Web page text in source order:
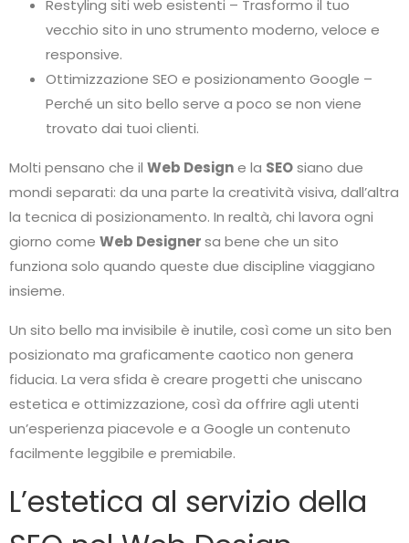
Restyling siti web esistenti – Trasformo il tuo
vecchio sito in uno strumento moderno, veloce e
responsive.
Ottimizzazione SEO e posizionamento Google –
Perché un sito bello serve a poco se non viene
trovato dai tuoi clienti.
Molti pensano che il Web Designe la SEOsiano due
mondi separati: da una parte la creatività visiva, dall’altra
la tecnica di posizionamento. In realtà, chi lavora ogni
giorno come Web Designersa bene che un sito
funziona solo quando queste due discipline viaggiano
insieme.
Un sito bello ma invisibile è inutile, così come un sito ben
posizionato ma graficamente caotico non genera
fiducia. La vera sfida è creare progetti che uniscano
estetica e ottimizzazione, così da offrire agli utenti
un’esperienza piacevole e a Google un contenuto
facilmente leggibile e premiabile.
L’estetica al servizio della